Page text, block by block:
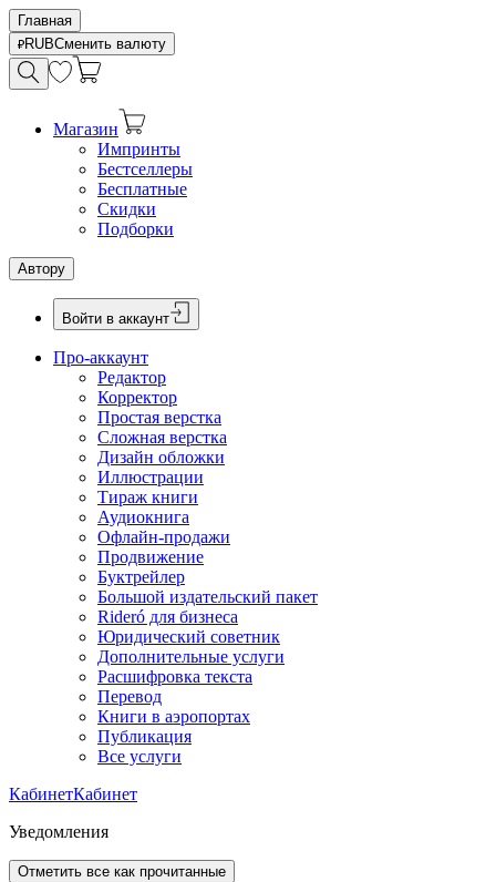
Главная
RUBСменить валюту
Магазин
Импринты
Бестселлеры
Бесплатные
Скидки
Подборки
Автору
Войти в аккаунт
Про-аккаунт
Редактор
Корректор
Простая верстка
Сложная верстка
Дизайн обложки
Иллюстрации
Тираж книги
Аудиокнига
Офлайн-продажи
Продвижение
Буктрейлер
Большой издательский пакет
Rideró для бизнеса
Юридический советник
Дополнительные услуги
Расшифровка текста
Перевод
Книги в аэропортах
Публикация
Все услуги
КабинетКабинет
Уведомления
Отметить все как прочитанные